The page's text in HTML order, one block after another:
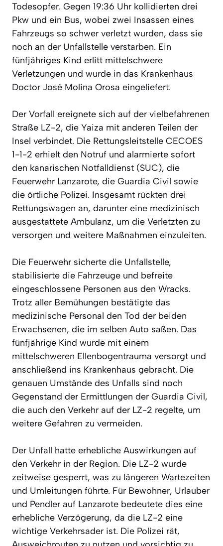
Todesopfer. Gegen 19:36 Uhr kollidierten drei
Pkw und ein Bus, wobei zwei Insassen eines
Fahrzeugs so schwer verletzt wurden, dass sie
noch an der Unfallstelle verstarben. Ein
fünfjähriges Kind erlitt mittelschwere
Verletzungen und wurde in das Krankenhaus
Doctor José Molina Orosa eingeliefert.
Der Vorfall ereignete sich auf der vielbefahrenen
Straße LZ-2, die Yaiza mit anderen Teilen der
Insel verbindet. Die Rettungsleitstelle CECOES
1-1-2 erhielt den Notruf und alarmierte sofort
den kanarischen Notfalldienst (SUC), die
Feuerwehr Lanzarote, die Guardia Civil sowie
die örtliche Polizei. Insgesamt rückten drei
Rettungswagen an, darunter eine medizinisch
ausgestattete Ambulanz, um die Verletzten zu
versorgen und weitere Maßnahmen einzuleiten.
Die Feuerwehr sicherte die Unfallstelle,
stabilisierte die Fahrzeuge und befreite
eingeschlossene Personen aus den Wracks.
Trotz aller Bemühungen bestätigte das
medizinische Personal den Tod der beiden
Erwachsenen, die im selben Auto saßen. Das
fünfjährige Kind wurde mit einem
mittelschweren Ellenbogentrauma versorgt und
anschließend ins Krankenhaus gebracht. Die
genauen Umstände des Unfalls sind noch
Gegenstand der Ermittlungen der Guardia Civil,
die auch den Verkehr auf der LZ-2 regelte, um
weitere Gefahren zu vermeiden.
Der Unfall hatte erhebliche Auswirkungen auf
den Verkehr in der Region. Die LZ-2 wurde
zeitweise gesperrt, was zu längeren Wartezeiten
und Umleitungen führte. Für Bewohner, Urlauber
und Pendler auf Lanzarote bedeutete dies eine
erhebliche Verzögerung, da die LZ-2 eine
wichtige Verkehrsader ist. Die Polizei rät,